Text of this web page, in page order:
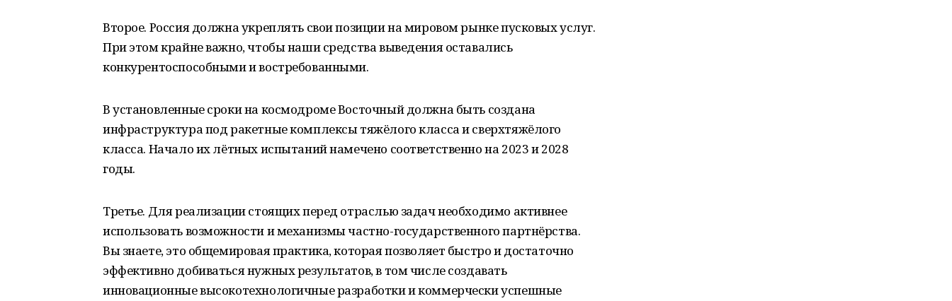
Второе. Россия должна укреплять свои позиции на мировом рынке пусковых услуг.
При этом крайне важно, чтобы наши средства выведения оставались
конкурентоспособными и востребованными.
В установленные сроки на космодроме Восточный должна быть создана
инфраструктура под ракетные комплексы тяжёлого класса и сверхтяжёлого
класса. Начало их лётных испытаний намечено соответственно на 2023 и 2028
годы.
Третье. Для реализации стоящих перед отраслью задач необходимо активнее
использовать возможности и механизмы частно-государственного партнёрства.
Вы знаете, это общемировая практика, которая позволяет быстро и достаточно
эффективно добиваться нужных результатов, в том числе создавать
инновационные высокотехнологичные разработки и коммерчески успешные